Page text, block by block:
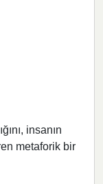
insanın
metaforik bir